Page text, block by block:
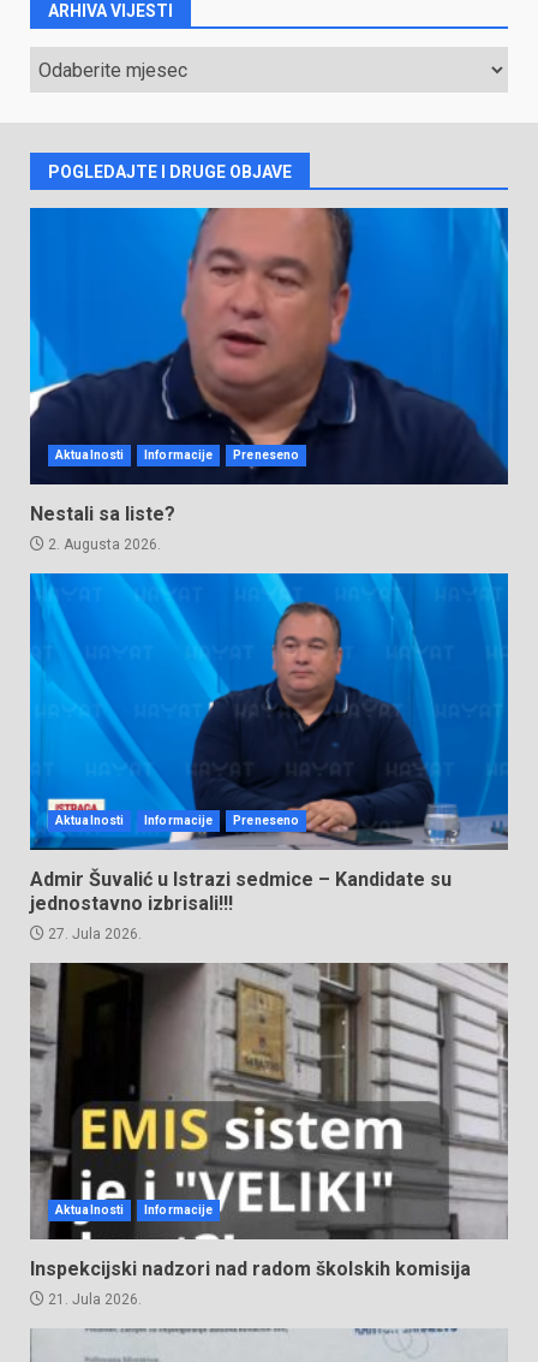
ARHIVA VIJESTI
ARHIVA
VIJESTI
POGLEDAJTE I DRUGE OBJAVE
Aktualnosti Informacije Preneseno
Nestali sa liste?
2. Augusta 2026.
Aktualnosti Informacije Preneseno
Admir Šuvalić u Istrazi sedmice – Kandidate su
jednostavno izbrisali!!!
27. Jula 2026.
Aktualnosti Informacije
Inspekcijski nadzori nad radom školskih komisija
21. Jula 2026.